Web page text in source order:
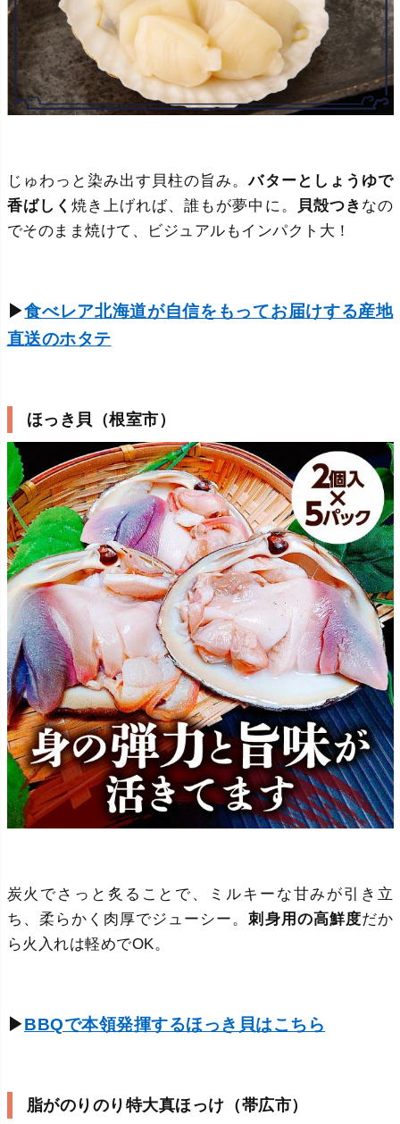
じゅわっと染み出す貝柱の旨み。バターとしょうゆで
香ばしく 焼き上げれば、誰もが夢中に。 貝殻つき なの
でそのまま焼けて、ビジュアルもインパクト大！
▶食べレア北海道が自信をもってお届けする産地
直送のホタテ
ほっき貝（根室市）
炭火でさっと炙ることで、ミルキーな甘みが引き立
ち、柔らかく肉厚でジューシー。刺身用の高鮮度だか
ら火入れは軽めでOK。
▶BBQで本領発揮するほっき貝はこちら
脂がのりのり特大真ほっけ（帯広市）